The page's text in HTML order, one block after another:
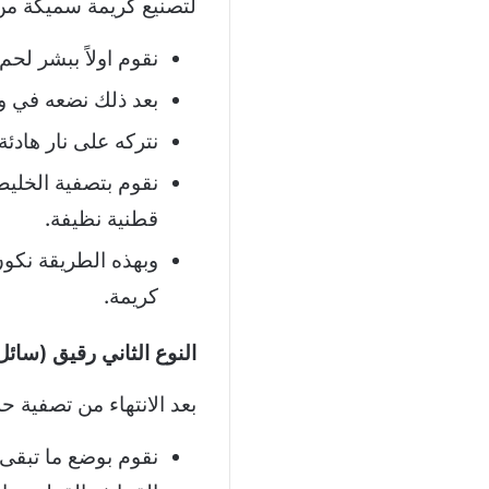
لتصنيع كريمة سميكة
نقوم اولاً ببشر
بعد ذلك نضعه في
نتركه على نار
نقوم بتصفية
قطنية نظيفة.
وبهذه الطريقة
كريمة.
النوع الثاني رقيق
بعد الانتهاء من
نقوم بوضع ما